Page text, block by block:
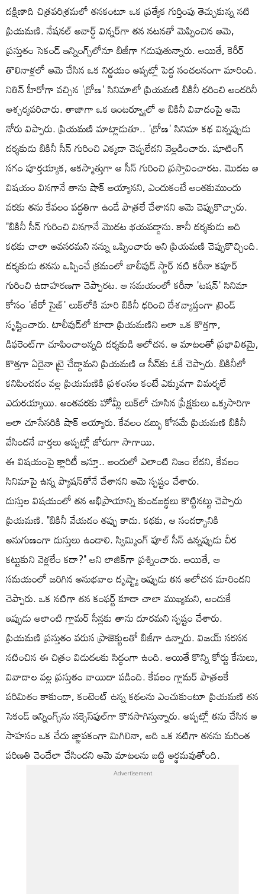
దక్షిణాది చిత్రపరిశ్రమలో తనకంటూ ఒక ప్రత్యేక గుర్తింపు తెచ్చుకున్న నటి
ప్రియమణి. నేషనల్ అవార్డ్ విన్నర్‌గా తన నటనతో మెప్పించిన ఆమె,
ప్రస్తుతం సెకండ్ ఇన్నింగ్స్‌లోనూ బిజీగా గడుపుతున్నారు. అయితే, కెరీర్
తొలినాళ్లలో ఆమె చేసిన ఒక నిర్ణయం అప్పట్లో పెద్ద సంచలనంగా మారింది.
నితిన్ హీరోగా వచ్చిన 'ద్రోణ' సినిమాలో ప్రియమణి బికినీ ధరించి అందరినీ
ఆశ్చర్యపరిచారు. తాజాగా ఒక ఇంటర్వ్యూలో ఆ బికినీ వివాదంపై ఆమె
నోరు విప్పారు. ప్రియమణి మాట్లాడుతూ.. 'ద్రోణ' సినిమా కథ విన్నప్పుడు
దర్శకుడు బికినీ సీన్ గురించి ఎక్కడా చెప్పలేదని వెల్లడించారు. షూటింగ్
సగం పూర్తయ్యాక, అకస్మాత్తుగా ఆ సీన్ గురించి ప్రస్తావించారట. మొదట ఆ
విషయం వినగానే తాను షాక్ అయ్యానని, ఎందుకంటే అంతకుముందు
వరకు తను కేవలం పద్ధతిగా ఉండే పాత్రలే చేశానని ఆమె చెప్పుకొచ్చారు.
"బికినీ సీన్ గురించి వినగానే మొదట భయపడ్డాను. కానీ దర్శకుడు అది
కథకు చాలా అవసరమని నన్ను ఒప్పించారు అని ప్రియమణి చెప్పుకొచ్చింది.
దర్శకుడు తనను ఒప్పించే క్రమంలో బాలీవుడ్ స్టార్ నటి కరీనా కపూర్
గురించి ఉదాహరణగా చెప్పారట. ఆ సమయంలో కరీనా 'టషన్' సినిమా
కోసం 'జీరో సైజ్' లుక్‌లోకి మారి బికినీ ధరించి దేశవ్యాప్తంగా ట్రెండ్
సృష్టించారు. టాలీవుడ్‌లో కూడా ప్రియమణిని అలా ఒక కొత్తగా,
డిఫరెంట్‌గా చూపించాలన్నది దర్శకుడి ఆలోచన. ఆ మాటలతో ప్రభావితమై,
కొత్తగా ఏదైనా ట్రై చేద్దామని ప్రియమణి ఆ సీన్‌కు ఓకే చెప్పారు. బికినీలో
కనిపించడం వల్ల ప్రియమణికి ప్రశంసల కంటే ఎక్కువగా విమర్శలే
ఎదురయ్యాయి. అంతవరకు హోమ్లీ లుక్‌లో చూసిన ప్రేక్షకులు ఒక్కసారిగా
అలా చూసేసరికి షాక్ అయ్యారు. కేవలం డబ్బు కోసమే ప్రియమణి బికినీ
వేసిందనే వార్తలు అప్పట్లో జోరుగా సాగాయి.
ఈ విషయంపై క్లారిటీ ఇస్తూ.. అందులో ఎలాంటి నిజం లేదని, కేవలం
సినిమాపై ఉన్న ప్యాషన్‌తోనే చేశానని ఆమె స్పష్టం చేశారు.
దుస్తుల విషయంలో తన అభిప్రాయాన్ని కుండబద్ధలు కొట్టినట్టు చెప్పారు
ప్రియమణి. "బికినీ వేయడం తప్పు కాదు. కథకు, ఆ సందర్భానికి
అనుగుణంగా దుస్తులు ఉండాలి. స్విమ్మింగ్ పూల్ సీన్ ఉన్నప్పుడు చీర
కట్టుకుని వెళ్లలేం కదా?" అని లాజిక్‌గా ప్రశ్నించారు. అయితే, ఆ
సమయంలో జరిగిన అనుభవాల దృష్ట్యా ఇప్పుడు తన ఆలోచన మారిందని
చెప్పారు. ఒక నటిగా తన కంఫర్ట్ కూడా చాలా ముఖ్యమని, అందుకే
ఇప్పుడు అలాంటి గ్లామర్ సీన్లకు తాను దూరమని స్పష్టం చేశారు.
ప్రియమణి ప్రస్తుతం వరుస ప్రాజెక్టులతో బిజీగా ఉన్నారు. విజయ్ సరసన
నటించిన ఈ చిత్రం విడుదలకు సిద్ధంగా ఉంది. అయితే కొన్ని కోర్టు కేసులు,
వివాదాల వల్ల ప్రస్తుతం వాయిదా పడింది. కేవలం గ్లామర్ పాత్రలకే
పరిమితం కాకుండా, కంటెంట్ ఉన్న కథలను ఎంచుకుంటూ ప్రియమణి తన
సెకండ్ ఇన్నింగ్స్‌ను సక్సెస్‌ఫుల్‌గా కొనసాగిస్తున్నారు. అప్పట్లో తను చేసిన ఆ
సాహసం ఒక చేదు జ్ఞాపకంగా మిగిలినా, అది ఒక నటిగా తనను మరింత
పరిణతి చెందేలా చేసిందని ఆమె మాటలను బట్టి అర్థమవుతోంది.